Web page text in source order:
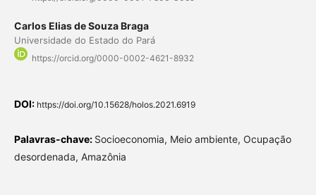
Carlos Elias de Souza Braga
Universidade do Estado do Pará
https://orcid.org/0000-0002-4621-8932
DOI: https://doi.org/10.15628/holos.2021.6919
Palavras-chave: Socioeconomia, Meio ambiente, Ocupação
desordenada, Amazônia